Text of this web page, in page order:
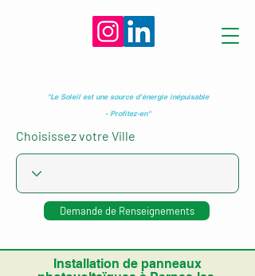
"Le Soleil est une source d’énergie inépuisable
- Profitez-en"
Choisissez votre Ville
Demande de Renseignements
Installation de panneaux